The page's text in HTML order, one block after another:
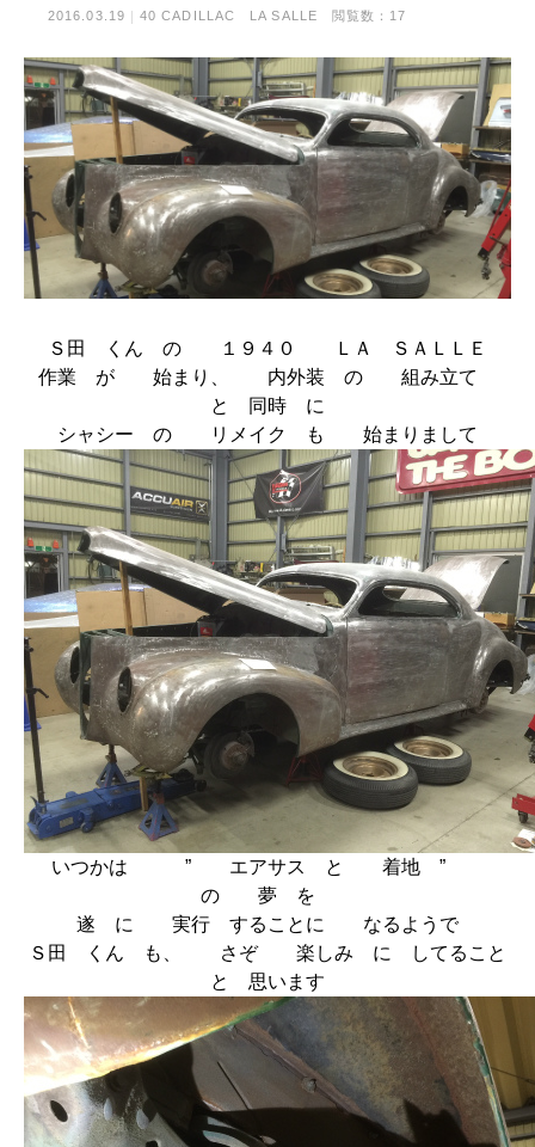
2016.03.19 40 CADILLAC LA SALLE 閲覧数：17
Ｓ田 くん の １９４０ ＬＡ ＳＡＬＬＥ
作業 が 始まり、 内外装 の 組み立て
と 同時 に
シャシー の リメイク も 始まりまして
いつかは ” エアサス と 着地 ”
の 夢 を
遂 に 実行 することに なるようで
Ｓ田 くん も、 さぞ 楽しみ に してること
と 思います